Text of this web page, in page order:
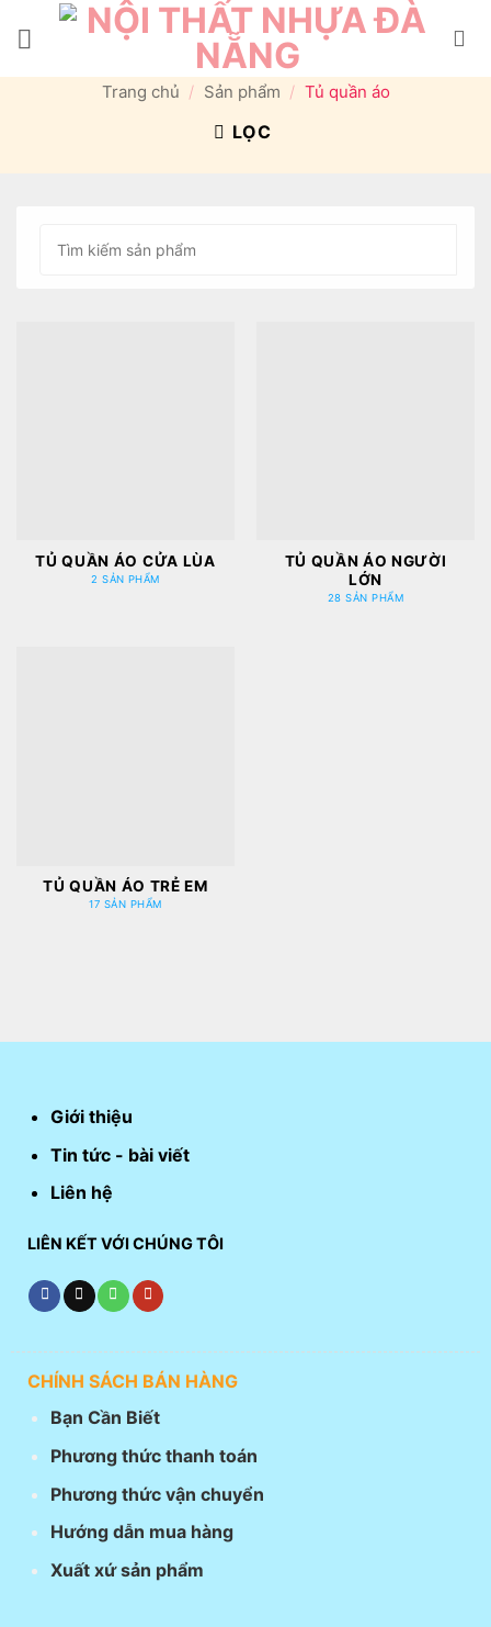
Trang chủ / Sản phẩm / Tủ quần áo
LỌC
TỦ QUẦN ÁO CỬA LÙA
2 SẢN PHẨM
TỦ QUẦN ÁO NGƯỜI
LỚN
28 SẢN PHẨM
TỦ QUẦN ÁO TRẺ EM
17 SẢN PHẨM
Giới thiệu
Tin tức - bài viết
Liên hệ
LIÊN KẾT VỚI CHÚNG TÔI
CHÍNH SÁCH BÁN HÀNG
Bạn Cần Biết
Phương thức thanh toán
Phương thức vận chuyển
Hướng dẫn mua hàng
Xuất xứ sản phẩm